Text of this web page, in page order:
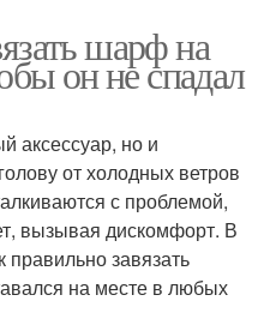
шарф на
он не спадал
аксессуар, но и
от холодных ветров
с проблемой,
вызывая дискомфорт. В
правильно завязать
на месте в любых